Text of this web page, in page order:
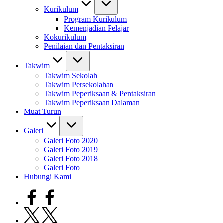
Kurikulum
Program Kurikulum
Kemenjadian Pelajar
Kokurikulum
Penilaian dan Pentaksiran
Takwim
Takwim Sekolah
Takwim Persekolahan
Takwim Peperiksaan & Pentaksiran
Takwim Peperiksaan Dalaman
Muat Turun
Galeri
Galeri Foto 2020
Galeri Foto 2019
Galeri Foto 2018
Galeri Foto
Hubungi Kami
facebook.com
twitter.com